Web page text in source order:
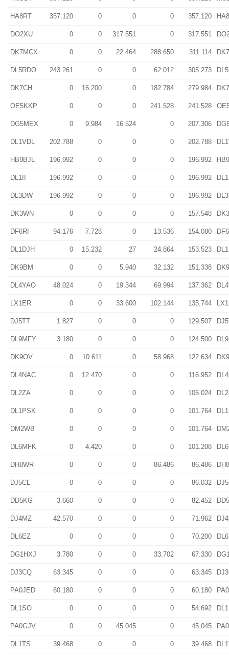
HA8RT 357.120 0 0 0 357.120
DO2XU 0 0 317.551 0 317.551
DK7MCX 0 0 22.464 288.650 311.114
DL5RDO 243.261 0 0 62.012 305.273
DK7CH 0 16.200 0 182.784 279.984
OE5KKP 0 0 0 241.528 241.528
DG5MEX 0 9.984 16.524 0 207.306
DL1VDL 202.788 0 0 0 202.788
HB9BJL 196.992 0 0 0 196.992
DL1II 196.992 0 0 0 196.992
DL3DW 196.992 0 0 0 196.992
DK3WN 0 0 0 0 157.548
DF6RI 94.176 7.728 0 13.536 154.080
DL1DJH 0 15.232 27 24.864 153.523
DK9BM 0 0 5.940 32.132 151.338
DL4YAO 48.024 0 19.344 69.994 137.362
LX1ER 0 0 33.600 102.144 135.744
DJ5TT 1.827 0 0 0 129.507
DL9MFY 3.180 0 0 0 124.500
DK9OV 0 10.611 0 58.968 122.634
DL4NAC 0 12.470 0 0 116.952
DL2ZA 0 0 0 0 105.024
DL1PSK 0 0 0 0 101.764
DM2WB 0 0 0 0 101.764
DL6MFK 0 4.420 0 0 101.208
DH8WR 0 0 0 86.486 86.486
DJ5CL 0 0 0 0 86.032
DD5KG 3.660 0 0 0 82.452
DJ4MZ 42.570 0 0 0 71.962
DL6EZ 0 0 0 0 70.200
DG1HXJ 3.780 0 0 33.702 67.330
DJ3CQ 63.345 0 0 0 63.345
PA0JED 60.180 0 0 0 60.180
DL1SO 0 0 0 0 54.692
PA0GJV 0 0 45.045 0 45.045
DL1TS 39.468 0 0 0 39.468